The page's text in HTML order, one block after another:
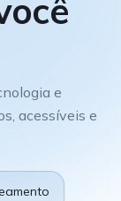
e
acessíveis e